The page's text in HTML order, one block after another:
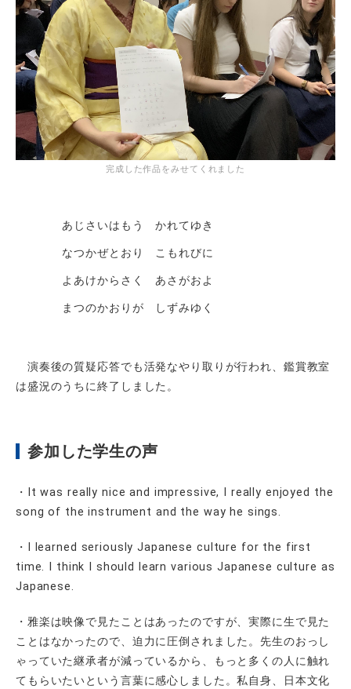
あじさいはもう かれてゆき
なつかぜとおり こもれびに
よあけからさく あさがおよ
まつのかおりが しずみゆく
演奏後の質疑応答でも活発なやり取りが行われ、鑑賞教室
は盛況のうちに終了しました。
完成した作品をみせてくれました
参加した学生の声
・ It was really nice and impressive, I really enjoyed the
song of the instrument and the way he sings.
・ I learned seriously Japanese culture for the first
time. I think I should learn various Japanese culture as
Japanese.
・雅楽は映像で見たことはあったのですが、実際に生で見た
ことはなかったので、迫力に圧倒されました。先生のおっし
ゃっていた継承者が減っているから、もっと多くの人に触れ
てもらいたいという言葉に感心しました。私自身、日本文化